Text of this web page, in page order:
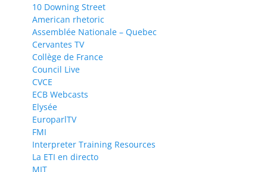
10 Downing Street
American rhetoric
Assemblée Nationale – Quebec
Cervantes TV
Collège de France
Council Live
CVCE
ECB Webcasts
Elysée
EuroparlTV
FMI
Interpreter Training Resources
La ETI en directo
MIT